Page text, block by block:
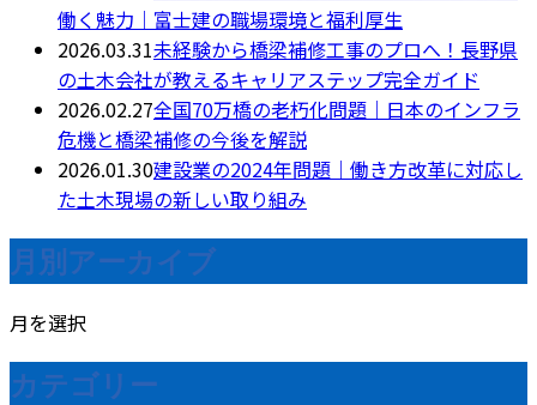
働く魅力｜富士建の職場環境と福利厚生
2026.03.31未経験から橋梁補修工事のプロへ！長野県
の土木会社が教えるキャリアステップ完全ガイド
2026.02.27全国70万橋の老朽化問題｜日本のインフラ
危機と橋梁補修の今後を解説
2026.01.30建設業の2024年問題｜働き方改革に対応し
た土木現場の新しい取り組み
月別アーカイブ
月を選択
カテゴリー